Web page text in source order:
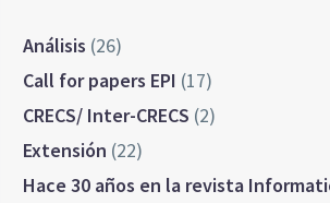
Análisis (26)
Call for papers EPI (17)
CRECS/ Inter-CRECS (2)
Extensión (22)
Hace 30 años en la revista